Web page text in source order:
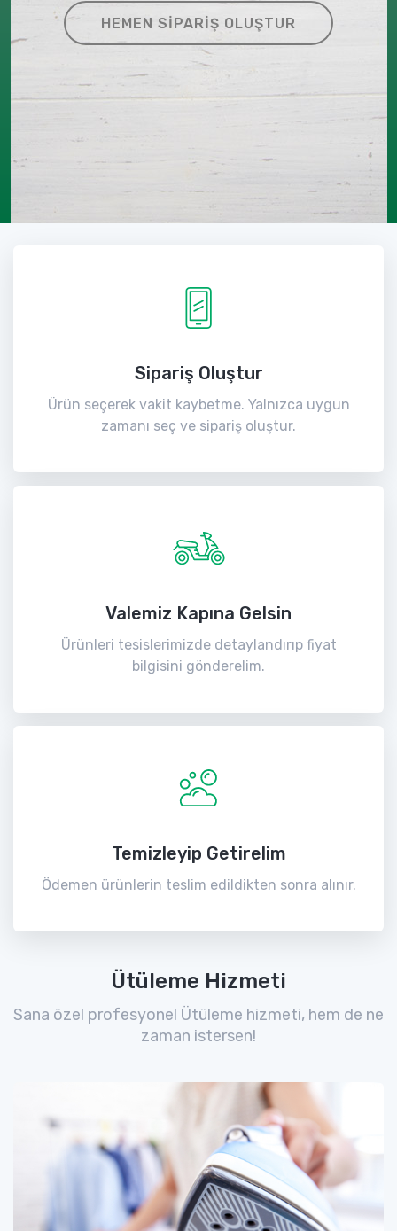
HEMEN SIPARIŞ OLUŞTUR
Sipariş Oluştur
Ürün seçerek vakit kaybetme. Yalnızca uygun
zamanı seç ve sipariş oluştur.
Valemiz Kapına Gelsin
Ürünleri tesislerimizde detaylandırıp fiyat
bilgisini gönderelim.
Temizleyip Getirelim
Ödemen ürünlerin teslim edildikten sonra alınır.
Ütüleme Hizmeti
Sana özel profesyonel Ütüleme hizmeti, hem de ne
zaman istersen!